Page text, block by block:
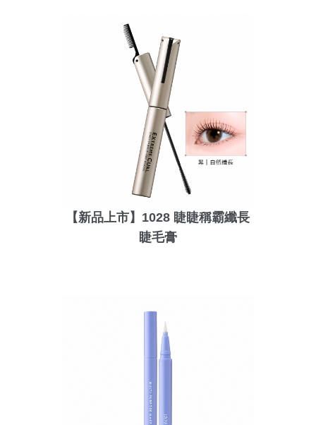
【新品上市】1028 睫睫稱霸纖長
睫毛膏